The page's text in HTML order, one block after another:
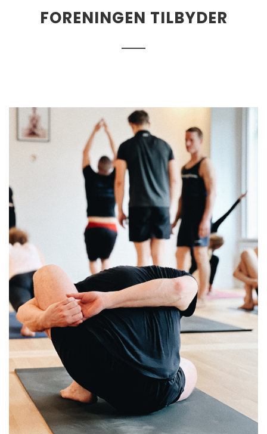
FORENINGEN TILBYDER